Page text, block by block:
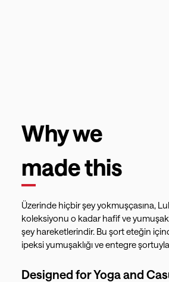
Why we
made this
Üzerinde hiçbir şey yokmuşçasına,
koleksiyonu o kadar hafif ve
şey hareketlerindir. Bu şort eteğin
ipeksi yumuşaklığı ve entegre
Designed forYoga and